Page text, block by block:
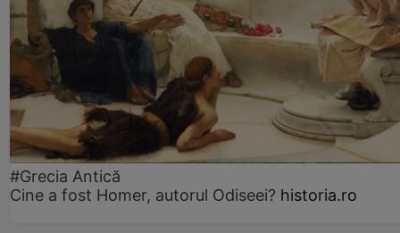
#Grecia Antică
Cine a fost Homer, autorul Odiseei? historia.ro